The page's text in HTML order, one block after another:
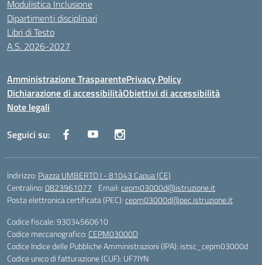
Modulistica Inclusione
Dipartimenti disciplinari
Libri di Testo
A.S. 2026-2027
Amministrazione TrasparentePrivacy Policy
Dichiarazione di accessibilitàObiettivi di accessibilità
Note legali
Seguici su:
Indirizzo: Piazza UMBERTO I - 81043 Capua (CE)
Centralino:0823961077 Email:cepm03000d@istruzione.it
Posta elettronica certificata (PEC):cepm03000d@pec.istruzione.it
Codice fiscale: 93034560610
Codice meccanografico: CEPM03000D
Codice Indice delle Pubbliche Amministrazioni (IPA): istsc_cepm03000d
Codice unico di fatturazione (CUF): UF7IYN